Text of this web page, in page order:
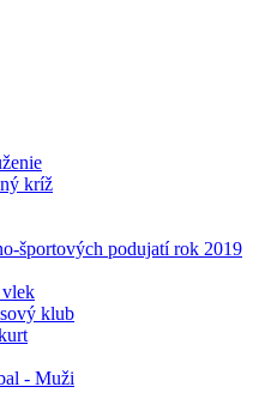
kríž
športových podujatí rok 2019
klub
- Muži